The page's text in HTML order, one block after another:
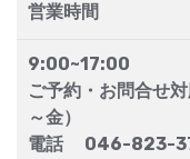
営業時間
9:00~17:00
ご予約・お問合せ
～金）
電話 046-823-